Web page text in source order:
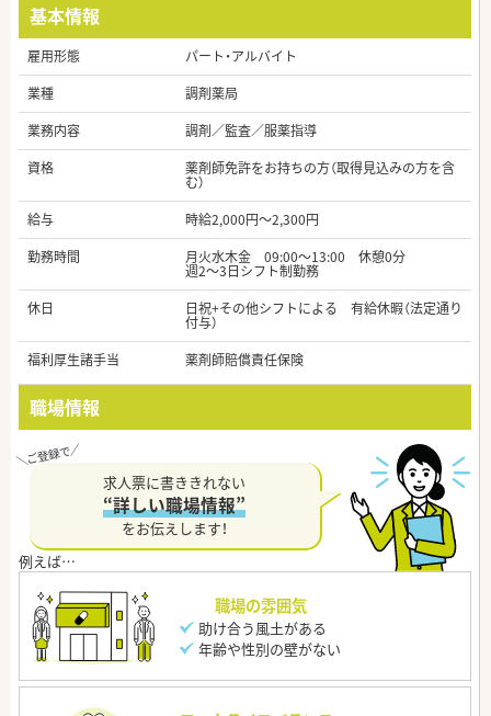
基本情報
雇用形態
パート・アルバイト
業種
調剤薬局
業務内容
調剤／監査／服薬指導
資格
薬剤師免許をお持ちの方（取得見込みの方を含
む）
給与
時給2,000円～2,300円
勤務時間
月火水木金 09:00～13:00 休憩0分
週2～3日シフト制勤務
休日
日祝+その他シフトによる 有給休暇（法定通り
付与）
福利厚生諸手当
薬剤師賠償責任保険
職場情報
求人票に書ききれない
“詳しい職場情報”
をお伝えします！
職場の雰囲気
助け合う風土がある
年齢や性別の壁がない